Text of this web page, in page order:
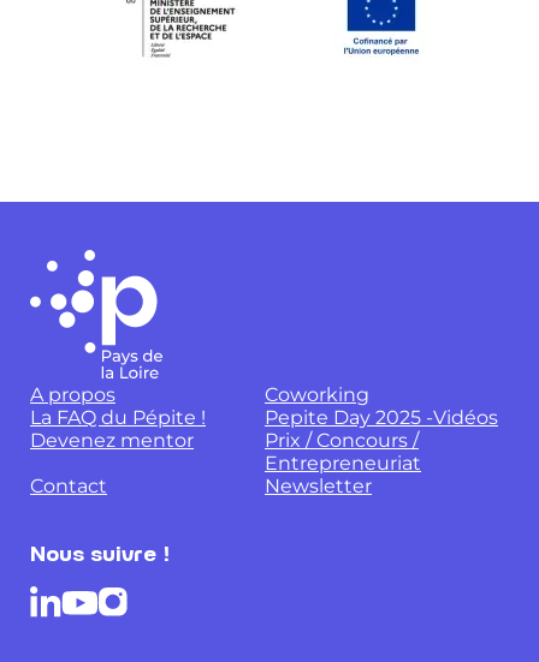
A propos
Coworking
La FAQ du Pépite !
Pepite Day 2025 -Vidéos
Devenez mentor
Prix / Concours /
Entrepreneuriat
Contact
Newsletter
Nous suivre !